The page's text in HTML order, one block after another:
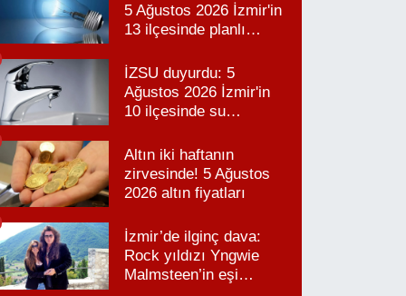
5 Ağustos 2026 İzmir'in
13 ilçesinde planlı
İZSU duyurdu: 5
Ağustos 2026 İzmir'in
10 ilçesinde su
Altın iki haftanın
zirvesinde! 5 Ağustos
2026 altın fiyatları
İzmir’de ilginç dava:
Rock yıldızı Yngwie
Malmsteen’in eşi